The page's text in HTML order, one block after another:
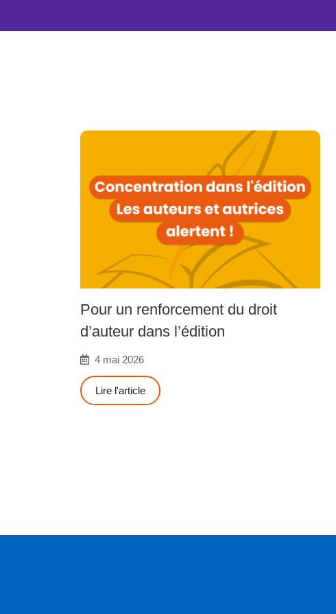
Pour un renforcement du droit
d’auteur dans l’édition
4 mai 2026
Lire l'article